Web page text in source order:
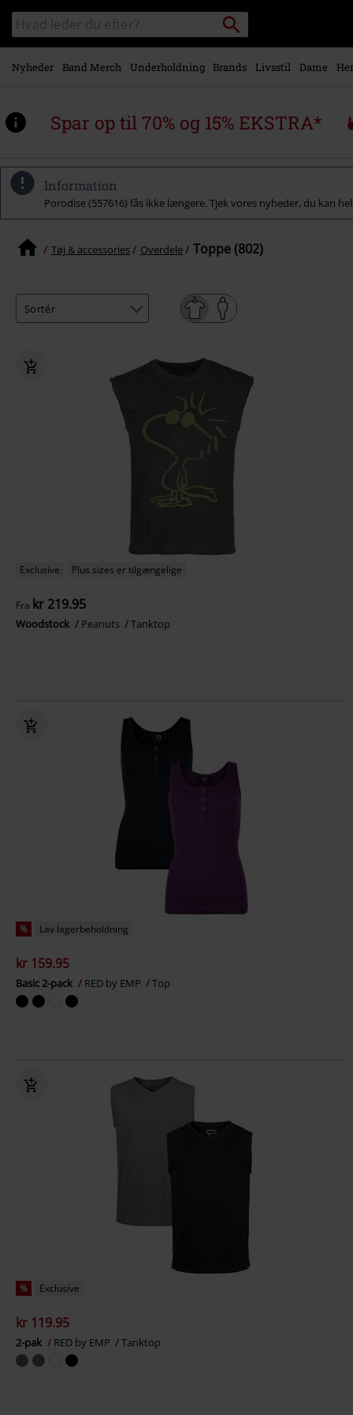
Gå til
hovedindhold
Søg
sortiment
Søg
Nyheder Band Merch Underholdning Brands Livsstil Dame
Spar op til 70% og 15% EKSTRA*
Information
Porodise (557616) fås ikke længere. Tjek vores nyheder, du kan
Tøj & accessories Overdele Toppe (802)
Exclusive Plus sizes er tilgængelige
Fra kr 219.95
Woodstock Peanuts Tanktop
% Lav lagerbeholdning
kr 159.95
Basic 2-pack RED by EMP Top
% Exclusive
kr 119.95
2-pak RED by EMP Tanktop